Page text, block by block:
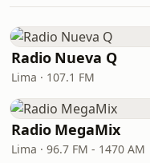
Radio Nueva Q
Lima · 107.1 FM
Radio MegaMix
Lima · 96.7 FM - 1470 AM